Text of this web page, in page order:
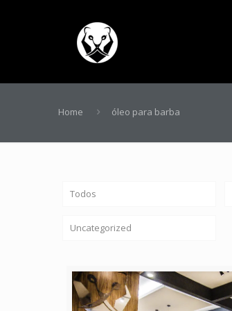
Home óleo para barba
Todos
Uncategorized